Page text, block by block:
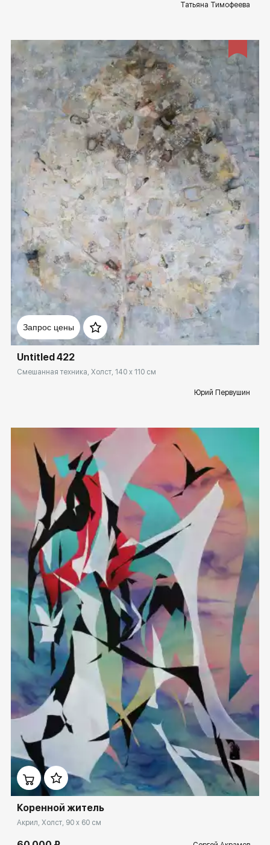
Татьяна Тимофеева
Запрос цены
Домен: rakovgallery.ru
Untitled 422
Смешанная техника, Холст, 140 x 110 см
Юрий Первушин
Домен: rakovgallery.ru
Коренной житель
Акрил, Холст, 90 x 60 см